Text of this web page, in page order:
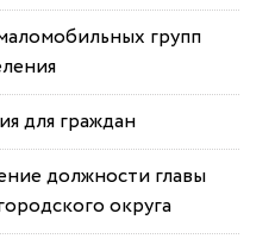
групп
для граждан
должности главы
округа